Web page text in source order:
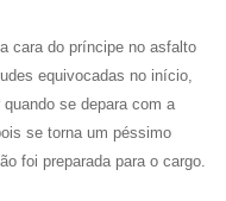
cara do príncipe no asfalto
equivocadas no início,
se depara com a
se torna um péssimo
foi preparada para o cargo.